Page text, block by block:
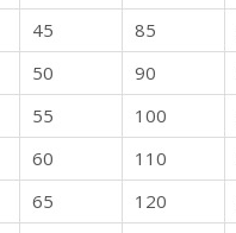
45 85
50 90
55 100
60 110
65 120